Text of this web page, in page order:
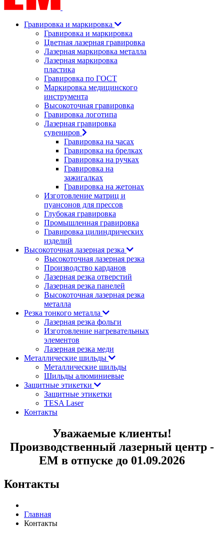
Гравировка и маркировка
Гравировка и маркировка
Цветная лазерная гравировка
Лазерная маркировка металла
Лазерная маркировка
пластика
Гравировка по ГОСТ
Маркировка медицинского
инструмента
Высокоточная гравировка
Гравировка логотипа
Лазерная гравировка
сувениров
Гравировка на часах
Гравировка на брелках
Гравировка на ручках
Гравировка на
зажигалках
Гравировка на жетонах
Изготовление матриц и
пуансонов для прессов
Глубокая гравировка
Промышленная гравировка
Гравировка цилиндрических
изделий
Высокоточная лазерная резка
Высокоточная лазерная резка
Производство карданов
Лазерная резка отверстий
Лазерная резка панелей
Высокоточная лазерная резка
металла
Резка тонкого металла
Лазерная резка фольги
Изготовление нагревательных
элементов
Лазерная резка меди
Металлические шильды
Металлические шильды
Шильды алюминиевые
Защитные этикетки
Защитные этикетки
TESA Laser
Контакты
Уважаемые клиенты!
Производственный лазерный центр -
ЕМ в отпуске до 01.09.2026
Контакты
Главная
Контакты